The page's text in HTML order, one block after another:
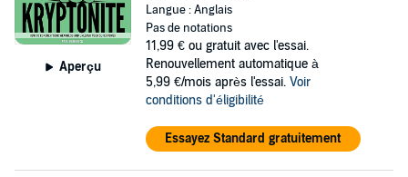
Aperçu
Langue : Anglais
Pas de notations
11,99 € ou gratuit avec l'essai.
Renouvellement automatique à
5,99 €/mois après l'essai. Voir
conditions d'éligibilité
Essayez Standard gratuitement